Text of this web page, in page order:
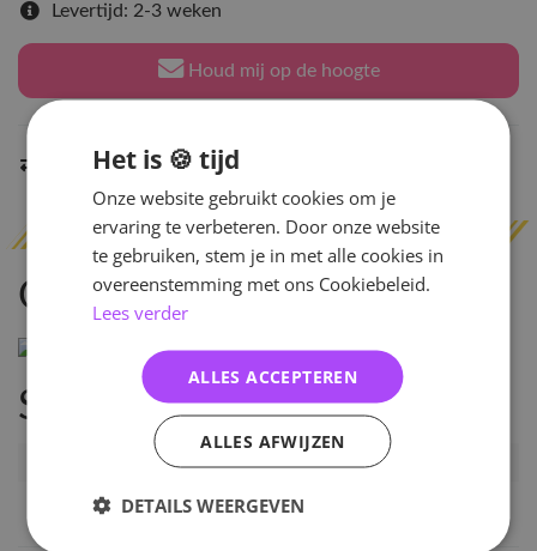
Levertijd: 2-3 weken
Houd mij op de hoogte
Indien op voorraadbinnen 2 werkdagen
Omschrijving
Specificaties
Artikelnummer
11026
EAN nummer
1000000110265
Het is 🍪 tijd
Onze website gebruikt cookies om je
ervaring te verbeteren. Door onze website
te gebruiken, stem je in met alle cookies in
overeenstemming met ons Cookiebeleid.
Lees verder
ALLES ACCEPTEREN
ALLES AFWIJZEN
DETAILS WEERGEVEN